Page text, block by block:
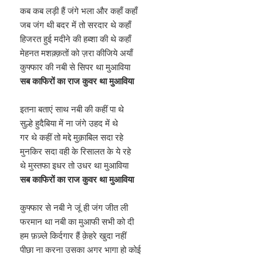
कब कब लड़ी हैं जंगे भला और कहाँ कहाँ
जब जंग थी बदर में तो सरदार थे कहाँ
हिजरत हुई मदीने की हब्शा की थे कहाँ
मेहनत मशक़्क़तों को ज़रा कीजिये अयाँ
कुफ्फार की नबी से सिपर था मुआविया
सब काफिरों का राज कुवर था मुआविया
इतना बताएं साथ नबी की कहीं पा थे
सुल्हे हुदैबिया में ना जंगे उहद में थे
गर थे कहीं तो मद्दे मुक़ाबिल सदा रहे
मुनकिर सदा वही के रिसालत के ये रहे
थे मुस्तफा इधर तो उधर था मुआविया
सब काफिरों का राज कुवर था मुआविया
कुफ्फार से नबी ने जूं ही जंग जीत ली
फरमान था नबी का मुआफी सभी को दी
हम फ़ज़्ले किर्दगार हैं क़ेहरे खुदा नहीं
पीछा ना करना उसका अगर भागा हो कोई